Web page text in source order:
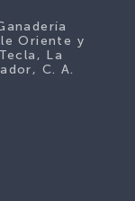
Oriente y
La
C. A.